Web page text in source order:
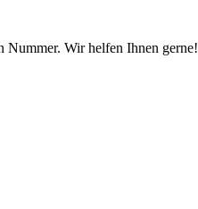
Nummer. Wir helfen Ihnen gerne!